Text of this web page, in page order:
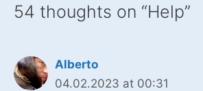
54 thoughts on “Help”
Alberto
04.02.2023 at 00:31